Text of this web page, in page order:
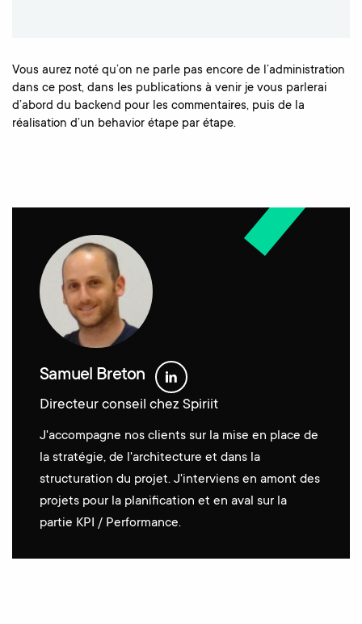
Vous aurez noté qu’on ne parle pas encore de l’administration
dans ce post, dans les publications à venir je vous parlerai
d’abord du backend pour les commentaires, puis de la
réalisation d’un behavior étape par étape.
Samuel Breton
Directeur conseil chez Spiriit
J'accompagne nos clients sur la mise en place de
la stratégie, de l'architecture et dans la
structuration du projet. J'interviens en amont des
projets pour la planification et en aval sur la
partie KPI / Performance.